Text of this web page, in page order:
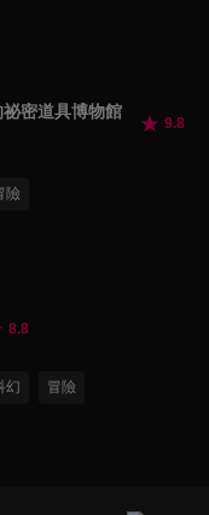
密道具博物館
9.8
險
8.8
幻 冒險